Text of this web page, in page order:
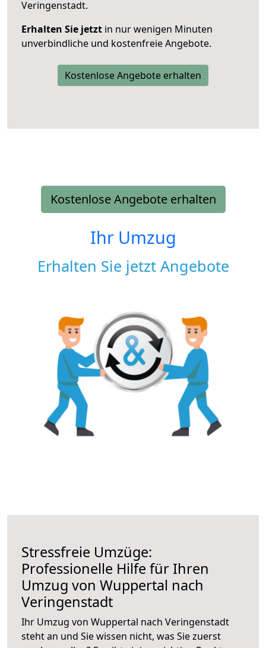
Veringenstadt.
Erhalten Sie jetzt in nur wenigen Minuten
unverbindliche und kostenfreie Angebote.
Kostenlose Angebote erhalten
Kostenlose Angebote erhalten
Ihr Umzug
Erhalten Sie jetzt Angebote
Stressfreie Umzüge:
Professionelle Hilfe für Ihren
Umzug von Wuppertal nach
Veringenstadt
Ihr Umzug von Wuppertal nach Veringenstadt
steht an und Sie wissen nicht, was Sie zuerst